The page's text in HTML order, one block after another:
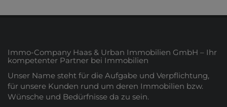
Immo-Company Haas & Urban Immobilien GmbH – Ihr
kompetenter Partner bei Immobilien
Unser Name steht für die Aufgabe und Verpflichtung,
für unsere Kunden rund um deren Immobilien bzw.
Wünsche und Bedürfnisse da zu sein.